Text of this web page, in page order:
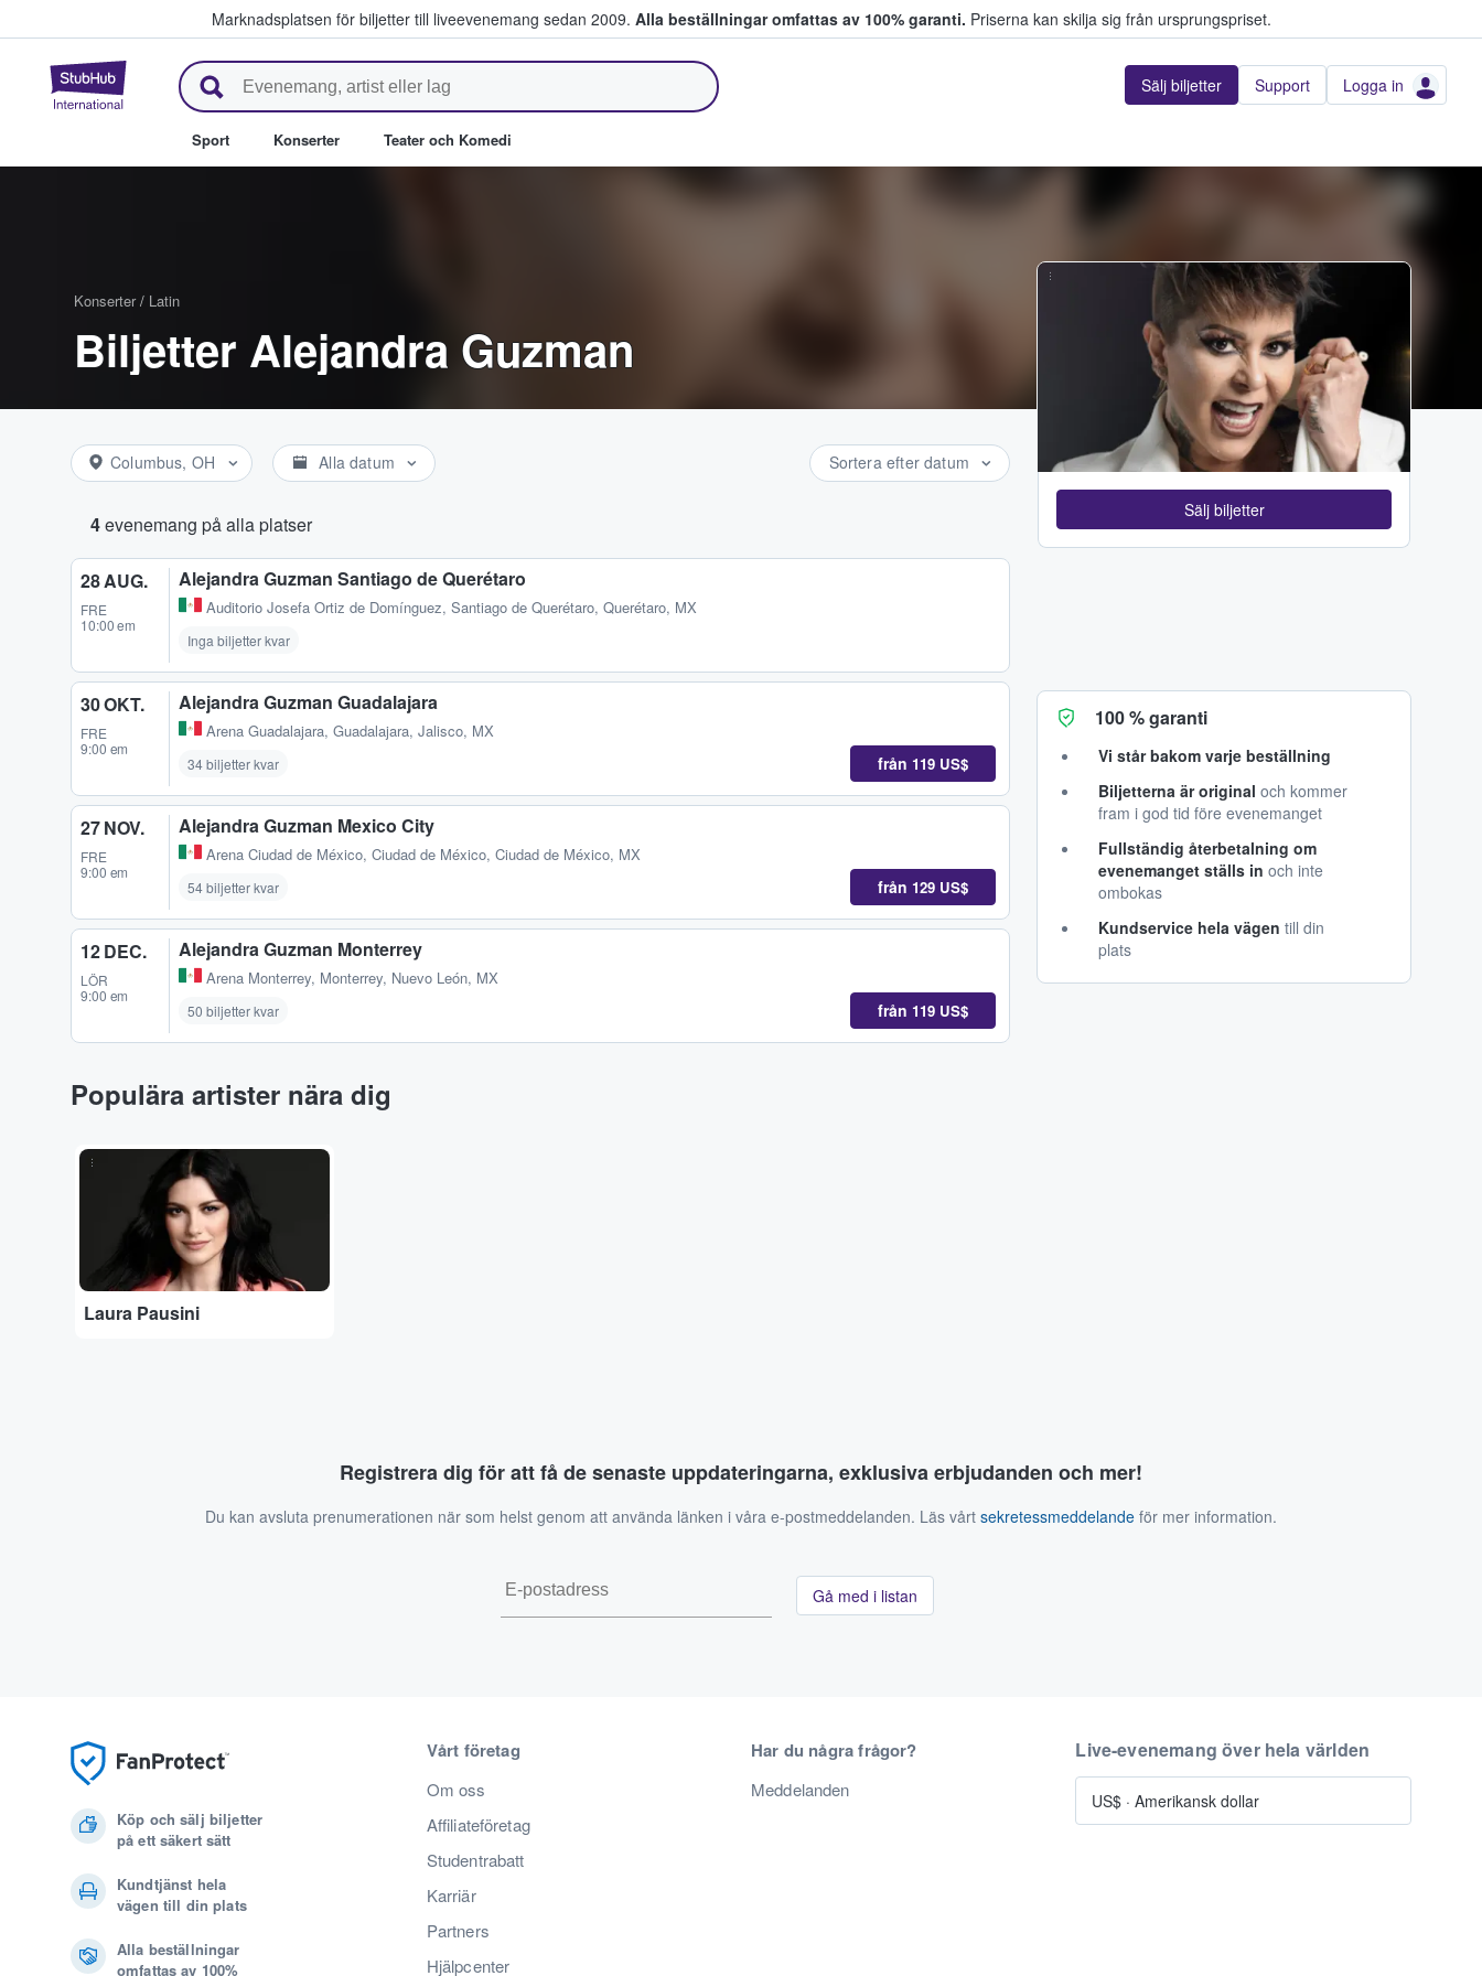
Marknadsplatsen för biljetter till liveevenemang sedan 2009. Alla beställningar omfattas av 100% garanti. Priserna kan skilja sig från ursprungspriset.
StubHub – där fans köper och säljer biljetter. Sälj biljetter Support Logga in
Sport Konserter Teater och Komedi
Konserter / Latin
Biljetter Alejandra Guzman
Columbus, OH Alla datum Sortera efter datum
4evenemang på alla platser
28 AUG.
FRE
10:00 em
Alejandra Guzman Santiago de Querétaro
Auditorio Josefa Ortiz de Domínguez, Santiago de Querétaro, Querétaro, MX
Inga biljetter kvar
30 OKT.
FRE
9:00 em
Alejandra Guzman Guadalajara
Arena Guadalajara, Guadalajara, Jalisco, MX
34 biljetter kvar från 119 US$
27 NOV.
FRE
9:00 em
Alejandra Guzman Mexico City
Arena Ciudad de México, Ciudad de México, Ciudad de México, MX
54 biljetter kvar från 129 US$
12 DEC.
LÖR
9:00 em
Alejandra Guzman Monterrey
Arena Monterrey, Monterrey, Nuevo León, MX
50 biljetter kvar från 119 US$
...
Sälj biljetter
100 % garanti
Vi står bakom varje beställning
Biljetterna är original och kommer
fram i god tid före evenemanget
Fullständig återbetalning om
evenemanget ställs in och inte
ombokas
Kundservice hela vägen till din
plats
Populära artister nära dig
...
Laura Pausini
Registrera dig för att få de senaste uppdateringarna, exklusiva erbjudanden och mer!
Du kan avsluta prenumerationen när som helst genom att använda länken i våra e-postmeddelanden. Läs vårt sekretessmeddelande för mer information.
Gå med i listan
Köp och sälj biljetter
på ett säkert sätt
Kundtjänst hela
vägen till din plats
Alla beställningar
omfattas av 100%
Vårt företag
Om oss
Affiliateföretag
Studentrabatt
Karriär
Partners
Hjälpcenter
Har du några frågor?
Meddelanden
Live-evenemang över hela världen
US$ ·Amerikansk dollar